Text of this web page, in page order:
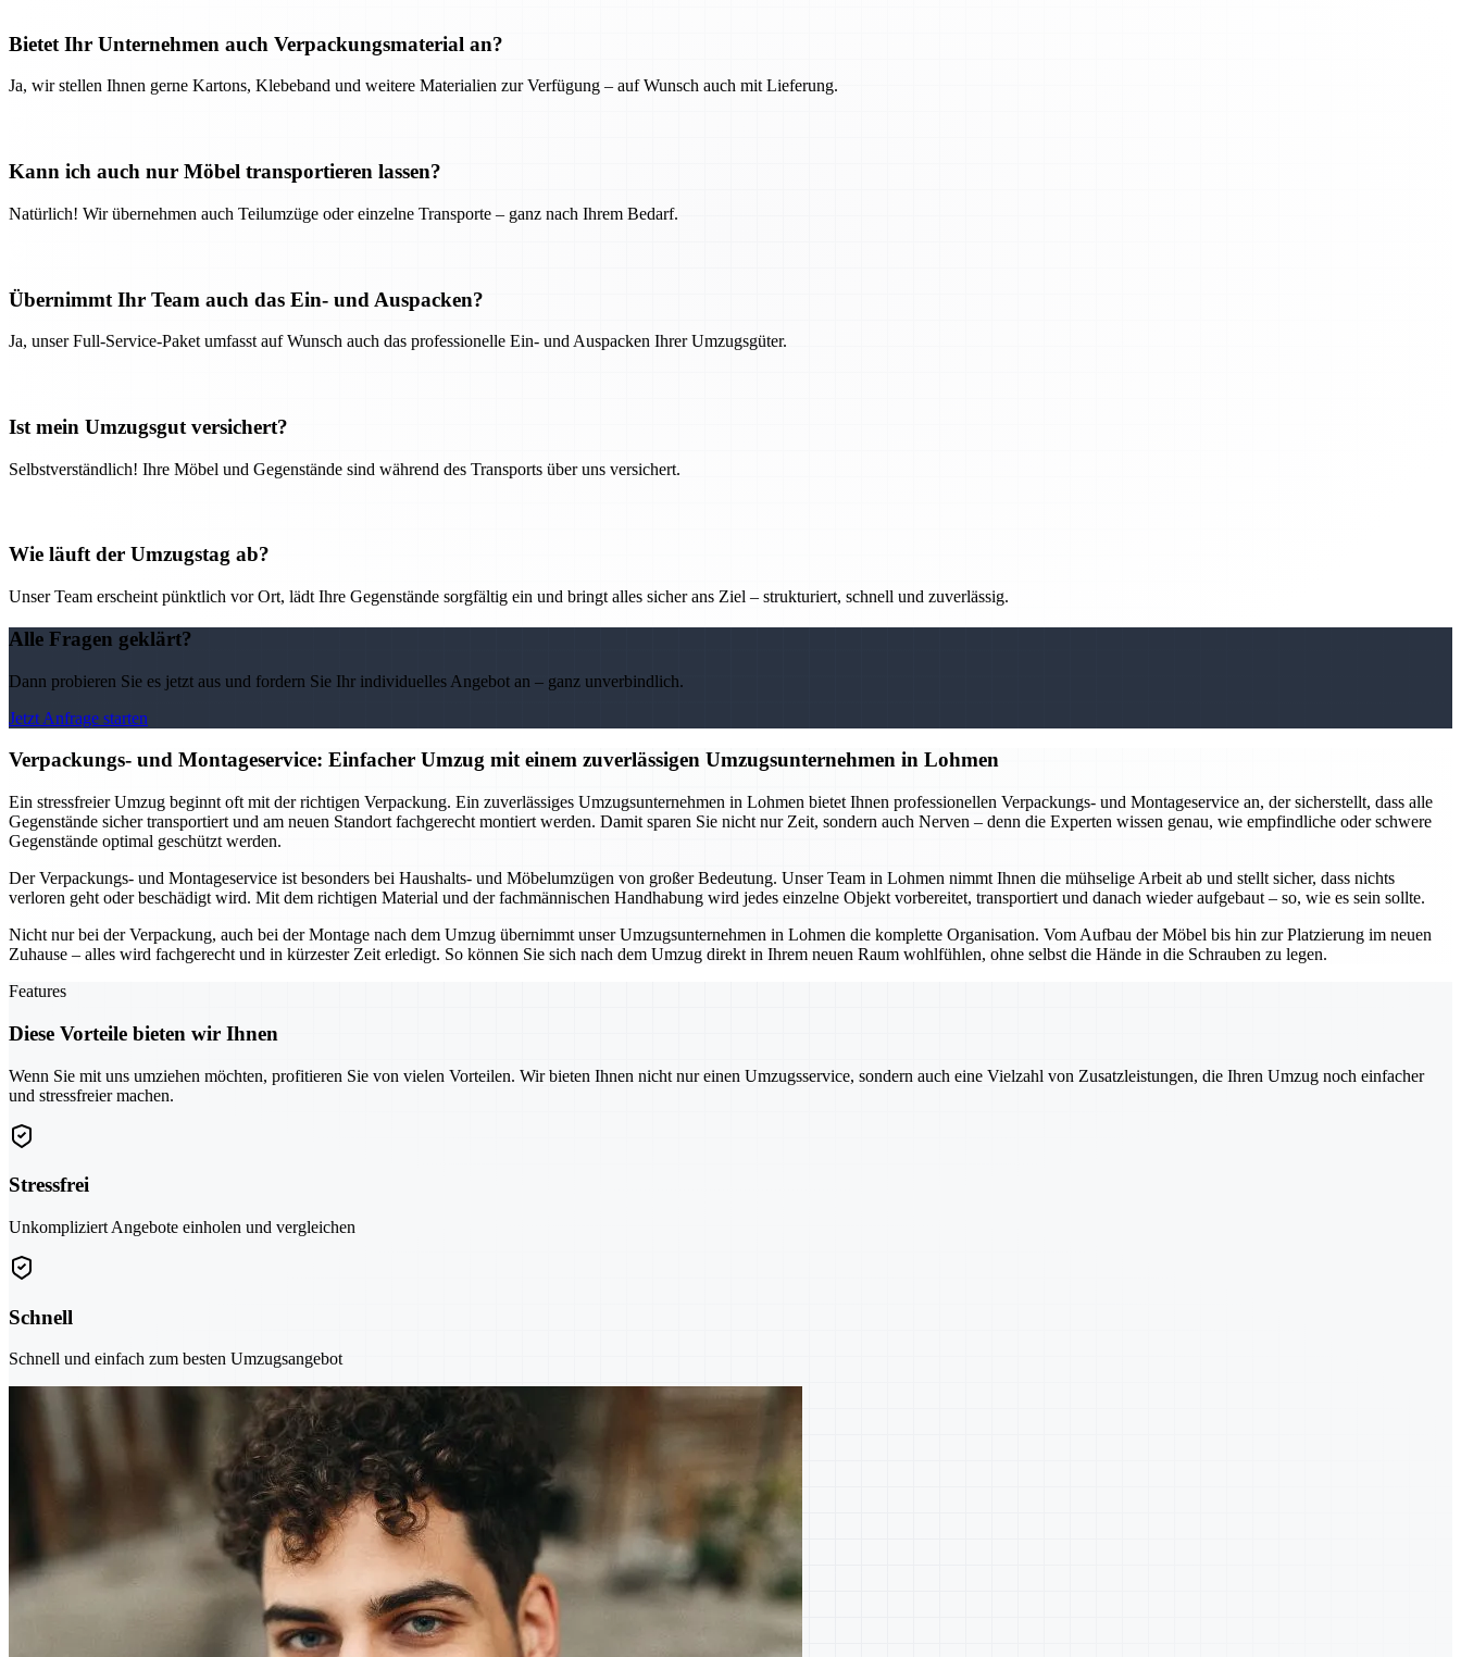
Bietet Ihr Unternehmen auch Verpackungsmaterial an?
Ja, wir stellen Ihnen gerne Kartons, Klebeband und weitere Materialien zur Verfügung – auf Wunsch auch mit Lieferung.
Kann ich auch nur Möbel transportieren lassen?
Natürlich! Wir übernehmen auch Teilumzüge oder einzelne Transporte – ganz nach Ihrem Bedarf.
Übernimmt Ihr Team auch das Ein- und Auspacken?
Ja, unser Full-Service-Paket umfasst auf Wunsch auch das professionelle Ein- und Auspacken Ihrer Umzugsgüter.
Ist mein Umzugsgut versichert?
Selbstverständlich! Ihre Möbel und Gegenstände sind während des Transports über uns versichert.
Wie läuft der Umzugstag ab?
Unser Team erscheint pünktlich vor Ort, lädt Ihre Gegenstände sorgfältig ein und bringt alles sicher ans Ziel – strukturiert, schnell und zuverlässig.
Alle Fragen geklärt?
Dann probieren Sie es jetzt aus und fordern Sie Ihr individuelles Angebot an – ganz unverbindlich.
Jetzt Anfrage starten
Verpackungs- und Montageservice: Einfacher Umzug mit einem zuverlässigen Umzugsunternehmen in Lohmen
Ein stressfreier Umzug beginnt oft mit der richtigen Verpackung. Ein zuverlässiges Umzugsunternehmen in Lohmen bietet Ihnen professionellen Verpackungs- und Montageservice an, der sicherstellt, dass alle
Gegenstände sicher transportiert und am neuen Standort fachgerecht montiert werden. Damit sparen Sie nicht nur Zeit, sondern auch Nerven – denn die Experten wissen genau, wie empfindliche oder schwere
Gegenstände optimal geschützt werden.
Der Verpackungs- und Montageservice ist besonders bei Haushalts- und Möbelumzügen von großer Bedeutung. Unser Team in Lohmen nimmt Ihnen die mühselige Arbeit ab und stellt sicher, dass nichts
verloren geht oder beschädigt wird. Mit dem richtigen Material und der fachmännischen Handhabung wird jedes einzelne Objekt vorbereitet, transportiert und danach wieder aufgebaut – so, wie es sein sollte.
Nicht nur bei der Verpackung, auch bei der Montage nach dem Umzug übernimmt unser Umzugsunternehmen in Lohmen die komplette Organisation. Vom Aufbau der Möbel bis hin zur Platzierung im neuen
Zuhause – alles wird fachgerecht und in kürzester Zeit erledigt. So können Sie sich nach dem Umzug direkt in Ihrem neuen Raum wohlfühlen, ohne selbst die Hände in die Schrauben zu legen.
Features
Diese Vorteile bieten wir Ihnen
Wenn Sie mit uns umziehen möchten, profitieren Sie von vielen Vorteilen. Wir bieten Ihnen nicht nur einen Umzugsservice, sondern auch eine Vielzahl von Zusatzleistungen, die Ihren Umzug noch einfacher
und stressfreier machen.
Stressfrei
Unkompliziert Angebote einholen und vergleichen
Schnell
Schnell und einfach zum besten Umzugsangebot